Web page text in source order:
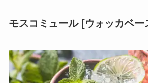
モスコミュール [ウォッカベー